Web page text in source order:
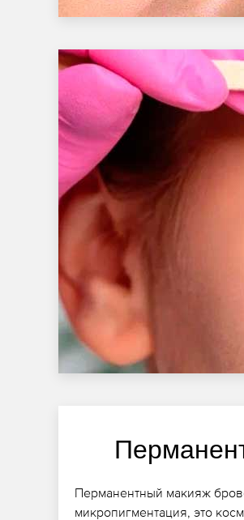
Перманентный макияж
микропигментация, это